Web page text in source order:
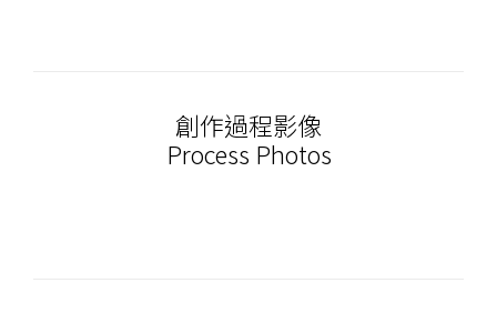
創作過程影像
Process Photos